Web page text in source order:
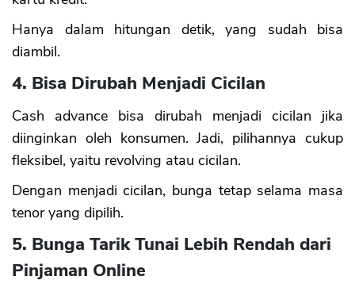
Hanya dalam hitungan detik, yang sudah bisa
diambil.
4. Bisa Dirubah Menjadi Cicilan
Cash advance bisa dirubah menjadi cicilan jika
diinginkan oleh konsumen. Jadi, pilihannya cukup
fleksibel, yaitu revolving atau cicilan.
Dengan menjadi cicilan, bunga tetap selama masa
tenor yang dipilih.
5. Bunga Tarik Tunai Lebih Rendah dari
Pinjaman Online